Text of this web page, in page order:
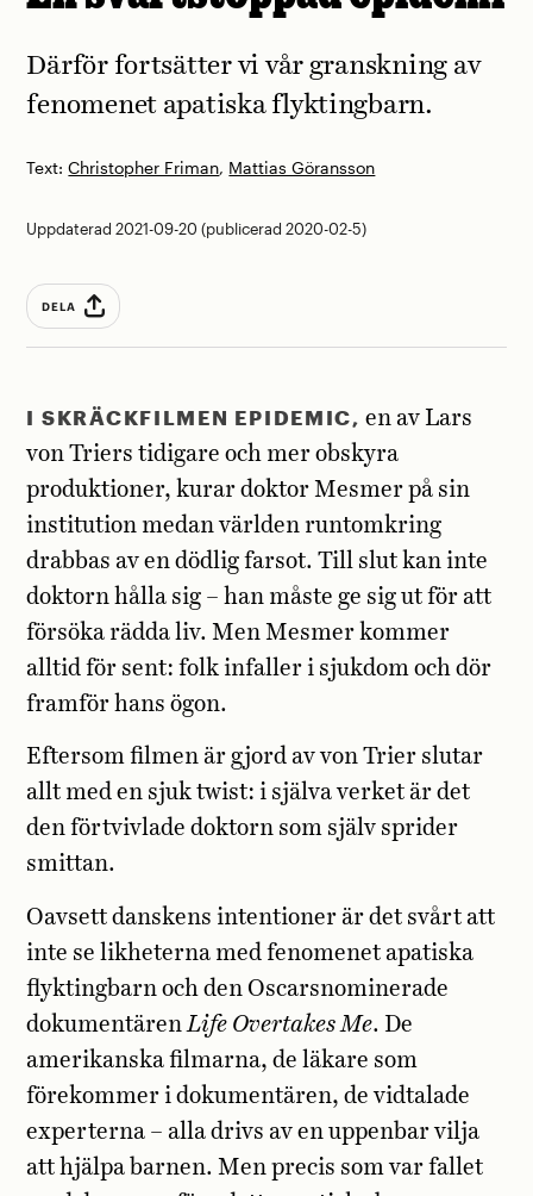
Text:Christopher Friman, Mattias Göransson
Därför fortsätter vi vår granskning av
fenomenet apatiska flyktingbarn.
Uppdaterad 2021-09-20 (publicerad 2020-02-5)
DELA
I SKRÄCKFILMEN EPIDEMIC, en av Lars
von Triers tidigare och mer obskyra
produktioner, kurar doktor Mesmer på sin
institution medan världen runtomkring
drabbas av en dödlig farsot. Till slut kan inte
doktorn hålla sig – han måste ge sig ut för att
försöka rädda liv. Men Mesmer kommer
alltid för sent: folk infaller i sjukdom och dör
framför hans ögon.
Eftersom filmen är gjord av von Trier slutar
allt med en sjuk twist: i själva verket är det
den förtvivlade doktorn som själv sprider
smittan.
Oavsett danskens intentioner är det svårt att
inte se likheterna med fenomenet apatiska
flyktingbarn och den Oscarsnominerade
dokumentären Life Overtakes Me. De
amerikanska filmarna, de läkare som
förekommer i dokumentären, de vidtalade
experterna – alla drivs av en uppenbar vilja
att hjälpa barnen. Men precis som var fallet